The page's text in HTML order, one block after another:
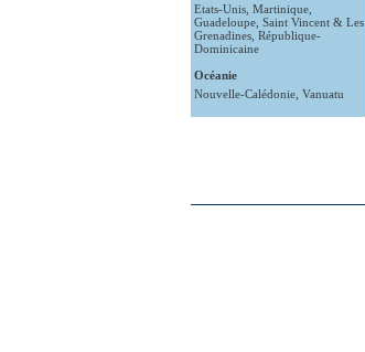
Etats-Unis, Martinique,
Guadeloupe, Saint Vincent & Les
Grenadines, République-
Dominicaine
Océanie
Nouvelle-Calédonie, Vanuatu